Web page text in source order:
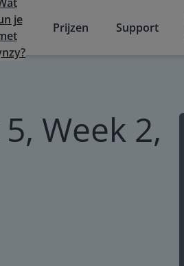
je
Prijzen Support
Week 2,